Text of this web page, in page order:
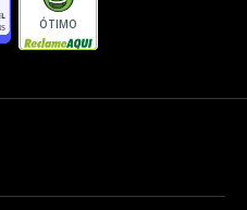
ÓTIMO